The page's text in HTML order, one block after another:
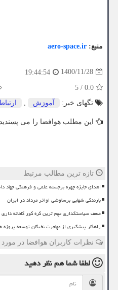
منبع: aero-space.ir
1400/11/28
19:44:54
0.0
/
5
تگهای خبر:
آموزش ,
این مطلب هوافضا را می
تازه ترین مطالب مرتبط
اهدای جایزه چهره برجسته علمی و فرهنگی جهاد
بارندگی شهابی برساوشی اواخر مرداد در ایران
ضعف سیاستگذاری مهم ترین گره کور گلخانه داری
راهکار پیشگیری از مهاجرت نخبگان توسعه
نظرات کاربران هوافضا در
لطفا شما همنظر دهید